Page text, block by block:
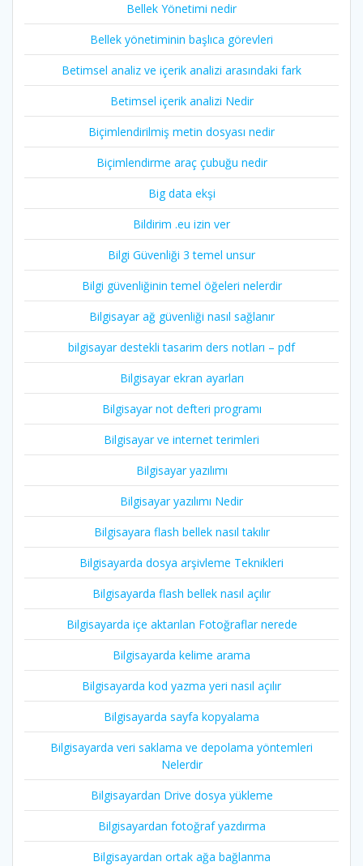
Bellek Yönetimi nedir
Bellek yönetiminin başlıca görevleri
Betimsel analiz ve içerik analizi arasındaki fark
Betimsel içerik analizi Nedir
Biçimlendirilmiş metin dosyası nedir
Biçimlendirme araç çubuğu nedir
Big data ekşi
Bildirim .eu izin ver
Bilgi Güvenliği 3 temel unsur
Bilgi güvenliğinin temel öğeleri nelerdir
Bilgisayar ağ güvenliği nasıl sağlanır
bilgisayar destekli tasarim ders notları – pdf
Bilgisayar ekran ayarları
Bilgisayar not defteri programı
Bilgisayar ve internet terimleri
Bilgisayar yazılımı
Bilgisayar yazılımı Nedir
Bilgisayara flash bellek nasıl takılır
Bilgisayarda dosya arşivleme Teknikleri
Bilgisayarda flash bellek nasıl açılır
Bilgisayarda içe aktarılan Fotoğraflar nerede
Bilgisayarda kelime arama
Bilgisayarda kod yazma yeri nasıl açılır
Bilgisayarda sayfa kopyalama
Bilgisayarda veri saklama ve depolama yöntemleri
Nelerdir
Bilgisayardan Drive dosya yükleme
Bilgisayardan fotoğraf yazdırma
Bilgisayardan ortak ağa bağlanma